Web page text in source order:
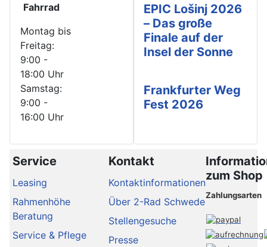
Fahrrad
Montag bis
Freitag:
9:00 -
18:00 Uhr
Samstag:
9:00 -
16:00 Uhr
EPIC Lošinj 2026
– Das große
Finale auf der
Insel der Sonne
Frankfurter Weg
Fest 2026
Service
Leasing
Rahmenhöhe
Beratung
Service & Pflege
Kontakt
Kontaktinformationen
Über 2-Rad Schwede
Stellengesuche
Presse
zum Shop
Zahlungsarten